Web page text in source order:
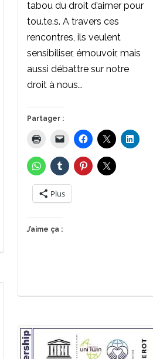
tabou du droit d’aimer pour
tou.te.s. A travers ces
rencontres, ils veulent
sensibiliser, émouvoir, mais
aussi débattre sur notre
droit à nous…
Partager :
Plus
J’aime ça :